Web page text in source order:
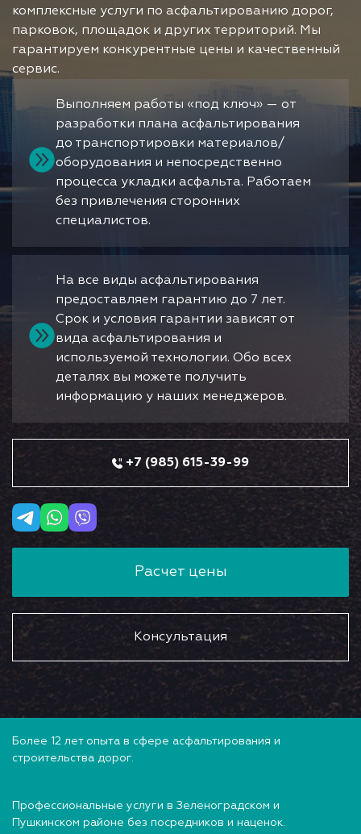
комплексные услуги по асфальтированию дорог,
парковок, площадок и других территорий. Мы
гарантируем конкурентные цены и качественный
сервис.
Выполняем работы «под ключ» — от
разработки плана асфальтирования
до транспортировки материалов/
оборудования и непосредственно
процесса укладки асфальта. Работаем
без привлечения сторонних
специалистов.
На все виды асфальтирования
предоставляем гарантию до 7 лет.
Срок и условия гарантии зависят от
вида асфальтирования и
используемой технологии. Обо всех
деталях вы можете получить
информацию у наших менеджеров.
+7 (985) 615-39-99
Расчет цены
Консультация
Более 12 лет опыта в сфере асфальтирования и
строительства дорог.
Профессиональные услуги в Зеленоградском и
Пушкинском районе без посредников и наценок.